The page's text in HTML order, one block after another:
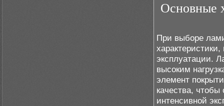
Основные
При выборе
эксплуатации.
высоким
элемент
качества, чтобы
интенсивной